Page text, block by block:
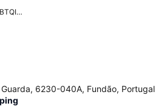
Ideal para a comunidade LGBTQIA+
6230-040A, Fundão, Portugal